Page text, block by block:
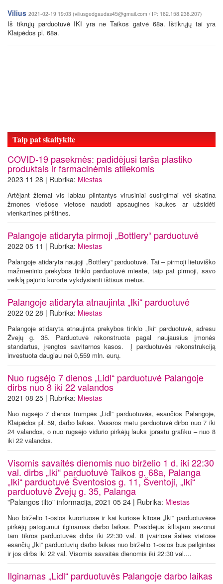
Vilius 2021-02-19 19:03 (viliusgedgaudas45@gmail.com / IP: 162.158.238.207)
Iš tikrųjų parduotuvė IKI yra ne Taikos gatvė 68a. Ištikrųjų tai yra
Klaipėdos pl. 68a.
Taip pat skaitykite
COVID-19 pasekmės: padidėjusi tarša plastiko
produktais ir farmacinėmis atliekomis
2023 11 28 | Rubrika: Miestas
Artėjant žiemai vis labiau plintantys virusiniai susirgimai vėl skatina
žmones viešose vietose naudoti apsaugines kaukes ar užsidėti
vienkartines pirštines.
Palangoje atidaryta pirmoji „Bottlery“ parduotuvė
2022 05 11 | Rubrika: Miestas
Palangoje atidaryta naujoji „Bottlery“ parduotuvė. Tai – pirmoji lietuviško
mažmeninio prekybos tinklo parduotuvė mieste, taip pat pirmoji, savo
veiklą pajūrio kurorte vykdysianti ištisus metus.
Palangoje atidaryta atnaujinta „Iki“ parduotuvė
2022 02 28 | Rubrika: Miestas
Palangoje atidaryta atnaujinta prekybos tinklo „Iki“ parduotuvė, adresu
Žvejų g. 35. Parduotuvė rekonstruota pagal naujausius įmonės
standartus, įrengtos savitarnos kasos. Į parduotuvės rekonstrukciją
investuota daugiau nei 0,559 mln. eurų.
Nuo rugsėjo 7 dienos „Lidl“ parduotuvė Palangoje
dirbs nuo 8 iki 22 valandos
2021 08 25 | Rubrika: Miestas
Nuo rugsėjo 7 dienos trumpės „Lidl“ parduotuvės, esančios Palangoje,
Klaipėdos pl. 59, darbo laikas. Vasaros metu parduotuvė dirbo nuo 7 iki
24 valandos, o nuo rugsėjo vidurio pirkėjų lauks įprastu grafiku – nuo 8
iki 22 valandos.
Visomis savaitės dienomis nuo birželio 1 d. iki 22:30
val. dirbs „Iki“ parduotuvė Taikos g. 68a, Palanga
„Iki“ parduotuvė Šventosios g. 11, Šventoji, „Iki“
parduotuvė Žvejų g. 35, Palanga
"Palangos tilto" informacija, 2021 05 24 | Rubrika: Miestas
Nuo birželio 1-osios kurortuose ir kai kuriose kitose „Iki“ parduotuvėse
pirkėjų patogumui ilginamas darbo laikas. Prasidėjus šiltajam sezonui
tam tikros parduotuvės dirbs iki 22:30 val. 8 įvairiose šalies vietose
esančių „Iki“ parduotuvių darbo laikas nuo birželio 1-osios bus pailgintas
ir jos dirbs iki 22 val. Visomis savaitės dienomis iki 22:30 val....
Ilginamas „Lidl“ parduotuvės Palangoje darbo laikas